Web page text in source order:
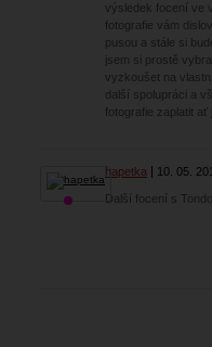
výsledek focení ve
fotografie vám
pusou a stále si
jsem si prostě
vyzkoušet na
další spolupráci a
fotografie zaplatit ať
hapetka 10. 05.
Další focení s